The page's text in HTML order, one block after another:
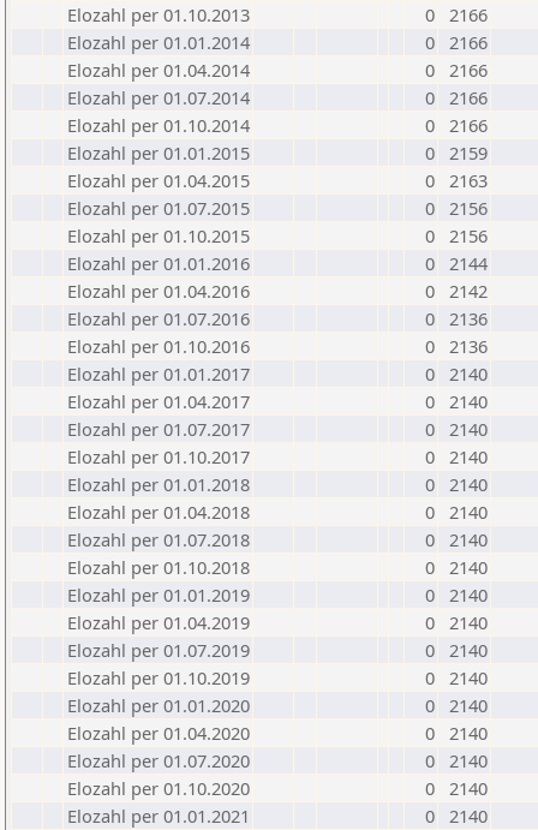
Elozahl per 01.10.2013
0 2166
Elozahl per 01.01.2014
0 2166
Elozahl per 01.04.2014
0 2166
Elozahl per 01.07.2014
0 2166
Elozahl per 01.10.2014
0 2166
Elozahl per 01.01.2015
0 2159
Elozahl per 01.04.2015
0 2163
Elozahl per 01.07.2015
0 2156
Elozahl per 01.10.2015
0 2156
Elozahl per 01.01.2016
0 2144
Elozahl per 01.04.2016
0 2142
Elozahl per 01.07.2016
0 2136
Elozahl per 01.10.2016
0 2136
Elozahl per 01.01.2017
0 2140
Elozahl per 01.04.2017
0 2140
Elozahl per 01.07.2017
0 2140
Elozahl per 01.10.2017
0 2140
Elozahl per 01.01.2018
0 2140
Elozahl per 01.04.2018
0 2140
Elozahl per 01.07.2018
0 2140
Elozahl per 01.10.2018
0 2140
Elozahl per 01.01.2019
0 2140
Elozahl per 01.04.2019
0 2140
Elozahl per 01.07.2019
0 2140
Elozahl per 01.10.2019
0 2140
Elozahl per 01.01.2020
0 2140
Elozahl per 01.04.2020
0 2140
Elozahl per 01.07.2020
0 2140
Elozahl per 01.10.2020
0 2140
Elozahl per 01.01.2021
0 2140